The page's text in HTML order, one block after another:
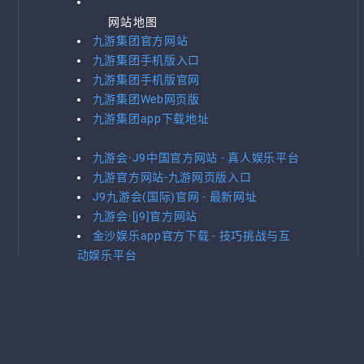
网站地图
九游集团官方网站
九游集团手机版入口
九游集团手机版官网
九游集团Web网页版
九游集团app下载地址
九游会·J9中国官方网站 - 真人娱乐平台
九游官方网站-九游网页版入口
J9九游会(国际)官网 - 最新网址
九游会·[j9]官方网站
金沙娱乐app官方下载 - 技巧挑战与互
动娱乐平台